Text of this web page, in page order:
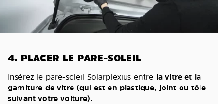
4. PLACER LE PARE-SOLEIL
Insérez le pare-soleil Solarplexius entre la vitre et la
garniture de vitre (qui est en plastique, joint ou tôle
suivant votre voiture).